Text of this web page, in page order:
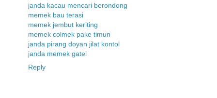
janda kacau mencari berondong
memek bau terasi
memek jembut keriting
memek colmek pake timun
janda pirang doyan jilat kontol
janda memek gatel
Reply